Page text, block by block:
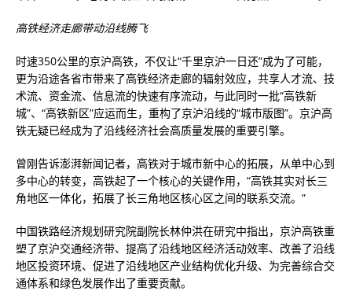
高铁经济走廊带动沿线腾飞
时速350公里的京沪高铁，不仅让“千里京沪一日还”成为了可能，
更为沿途各省市带来了高铁经济走廊的辐射效应，共享人才流、技
术流、资金流、信息流的快速有序流动，与此同时一批“高铁新
城”、“高铁新区”应运而生，重构了京沪沿线的“城市版图”。京沪高
铁无疑已经成为了沿线经济社会高质量发展的重要引擎。
曾刚告诉澎湃新闻记者，高铁对于城市新中心的拓展，从单中心到
多中心的转变，高铁起了一个核心的关键作用，“高铁其实对长三
角地区一体化，拓展了长三角地区核心区之间的联系交流。”
中国铁路经济规划研究院副院长林仲洪在研究中指出，京沪高铁重
塑了京沪交通经济带、提高了沿线地区经济活动效率、改善了沿线
地区投资环境、促进了沿线地区产业结构优化升级、为完善综合交
通体系和绿色发展作出了重要贡献。